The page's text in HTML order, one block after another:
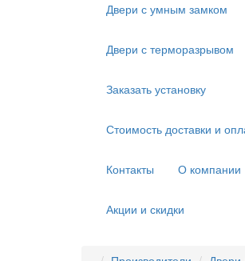
Двери с умным замком
Двери с терморазрывом
Заказать установку
Стоимость доставки и
Контакты О компании
Акции и скидки